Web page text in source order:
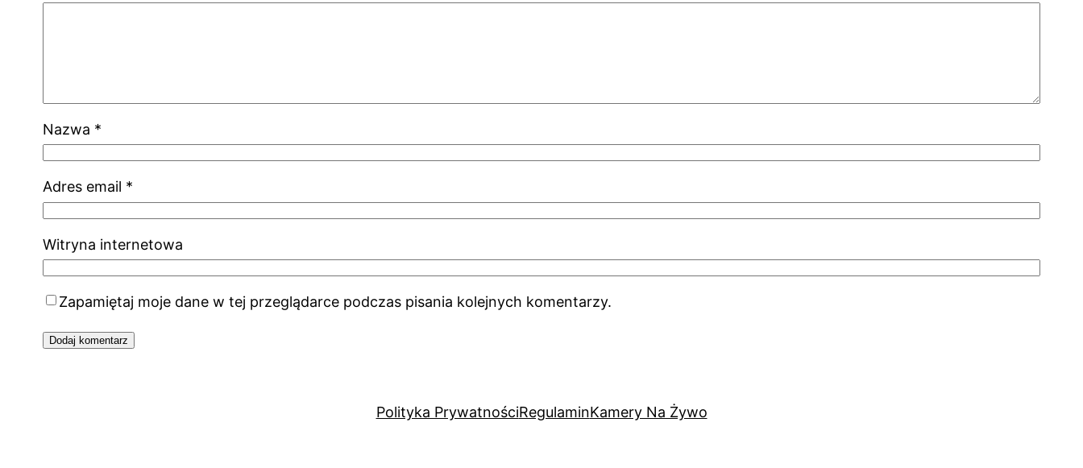
Nazwa *
Adres email *
Witryna internetowa
Zapamiętaj moje dane w tej przeglądarce podczas pisania kolejnych komentarzy.
Polityka PrywatnościRegulaminKamery Na Żywo